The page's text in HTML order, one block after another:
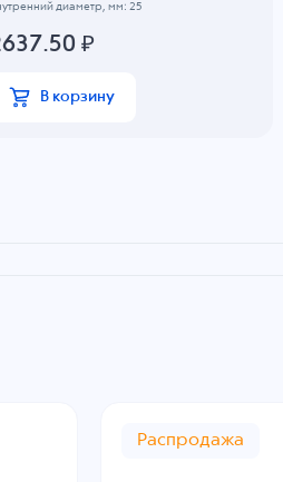
диаметр, мм: 25
₽
В корзину
Распродажа